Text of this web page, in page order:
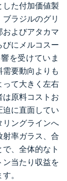
した付加価値製
ラジルのグリ
よびアタカマ
にメルコスー
を受けていま
要動向よりも
って大きく左右
は原料コストお
迫に直面してい
リングラインへ
率ガラス、合
、全体的なト
ン当たり収益を
。